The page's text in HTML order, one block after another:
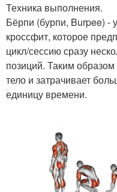
Техника выполнения.
Бёрпи (бурпи, Burpee) -
кроссфит, которое
цикл/сессию сразу
позиций. Таким
тело и затрачивает
единицу времени.